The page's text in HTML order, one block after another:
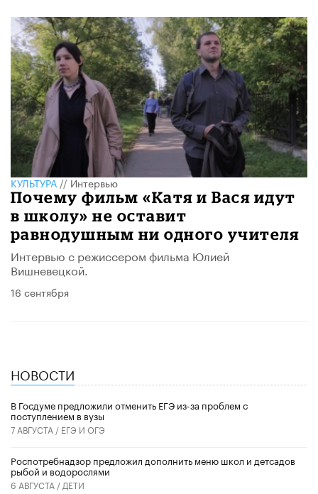
КУЛЬТУРА//Интервью
Почему фильм «Катя и Вася идут
в школу» не оставит
равнодушным ни одного учителя
Интервью с режиссером фильма Юлией
Вишневецкой.
16 сентября
НОВОСТИ
В Госдуме предложили отменить ЕГЭ из-за проблем с
поступлением в вузы
7 АВГУСТА / ЕГЭ И ОГЭ
Роспотребнадзор предложил дополнить меню школ и детсадов
рыбой и водорослями
6 АВГУСТА / ДЕТИ